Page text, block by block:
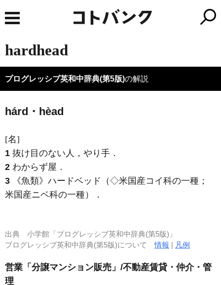
hardhead
プログレッシブ英和中辞典(第5版)の解説
hárd・hèad
[名]
1 抜け目のない人，やり手 ．
2 わからず屋 ．
3
《魚類》 ハードベッド（◇米国産コイ科の一種；
米国産ニベ科の一種）
．
出典 小学館「プログレッシブ英和中辞典(第5版)」
プログレッシブ英和中辞典(第5版)について情報 | 凡例
営業「分譲マンション販売」/不動産賃貸・仲介・管
理